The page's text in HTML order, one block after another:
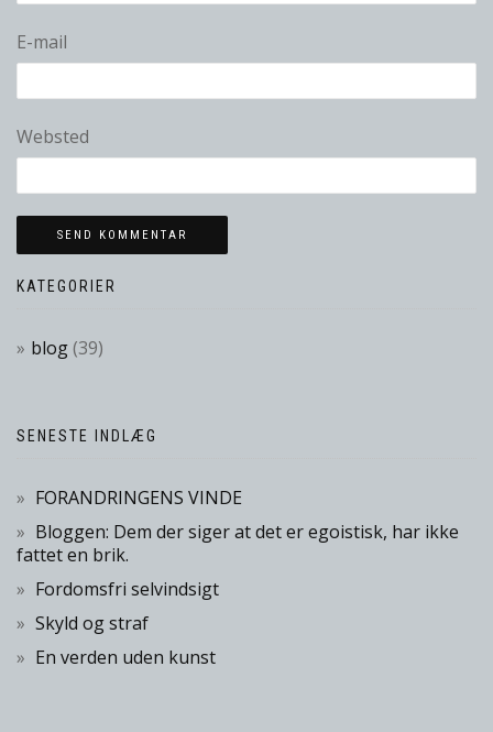
E-mail
Websted
KATEGORIER
blog(39)
SENESTE INDLÆG
FORANDRINGENS VINDE
Bloggen: Dem der siger at det er egoistisk, har ikke
fattet en brik.
Fordomsfri selvindsigt
Skyld og straf
En verden uden kunst